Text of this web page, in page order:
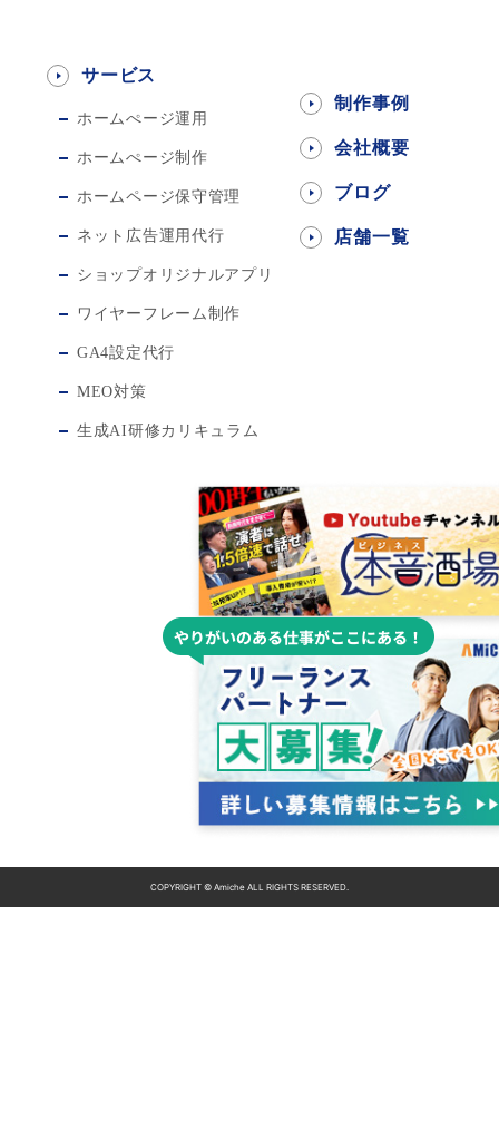
サービス
ホームぺージ運用
ホームぺージ制作
ホームページ保守管理
ネット広告運用代行
ショップオリジナルアプリ
ワイヤーフレーム制作
GA4設定代行
MEO対策
生成AI研修カリキュラム
制作事例
会社概要
ブログ
店舗一覧
COPYRIGHT © Amiche ALL RIGHTS RESERVED.